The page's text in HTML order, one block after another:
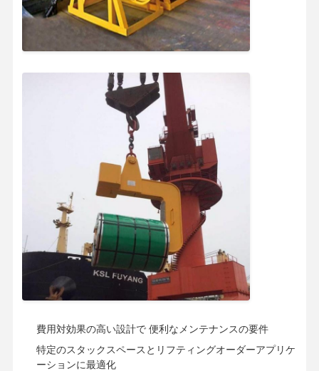
費用対効果の高い設計で 便利なメンテナンスの要件
特定のスタックスペースとリフティングオーダーアプリケ
ーションに最適化